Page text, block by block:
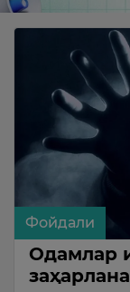
Фойдали
Одамлар